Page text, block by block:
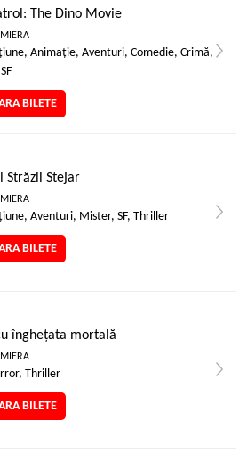
The Dino Movie
Animaţie, Aventuri, Comedie, Crimă,
BILETE
Străzii Stejar
Aventuri, Mister, SF, Thriller
BILETE
înghețata mortală
Thriller
BILETE